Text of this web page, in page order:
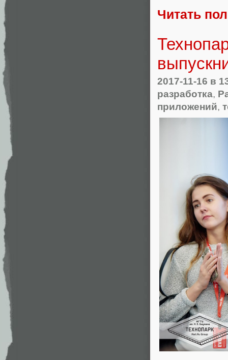
Читать
2017-11-16 в
разработка,
приложений,